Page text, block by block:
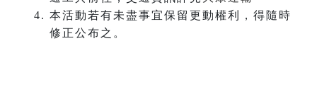
本活動若有未盡事宜保留更動權利，得隨時
修正公布之。